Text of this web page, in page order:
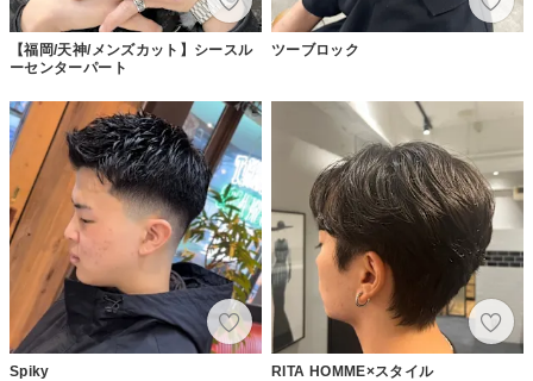
【福岡/天神/メンズカット】シースル
ーセンターパート
ツーブロック
Spiky RITA HOMME×スタイル